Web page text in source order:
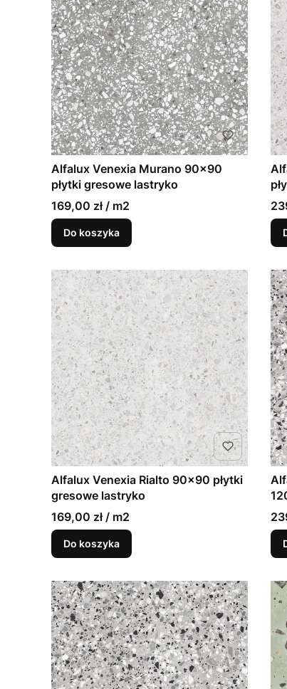
Alfalux Venexia Murano 90x90
płytki gresowe lastryko
169,00 zł / m2
Do koszyka
Alfalux Venexia Rialto 90x90 płytki
gresowe lastryko
169,00 zł / m2
Do koszyka